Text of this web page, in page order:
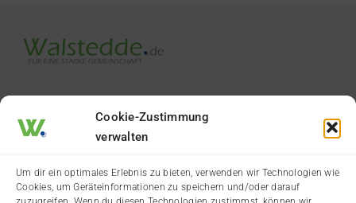
Cookie-Zustimmung
verwalten
Um dir ein optimales Erlebnis zu bieten, verwenden wir Technologien wie
Cookies, um Geräteinformationen zu speichern und/oder darauf
Aktuelle Dorfgeschichten Wälster Branchenbuch